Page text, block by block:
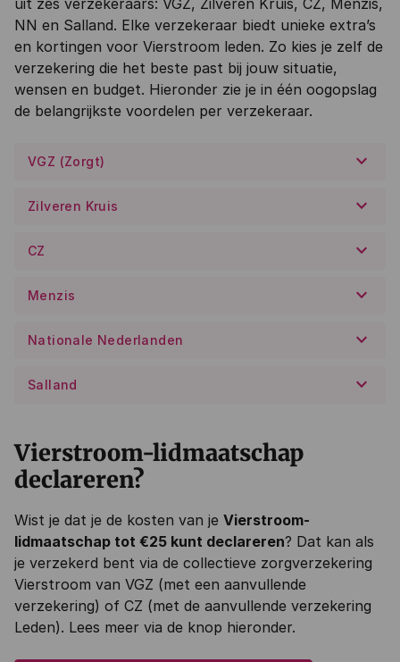
uit zes verzekeraars: VGZ, Zilveren Kruis, CZ, Menzis,
NN en Salland. Elke verzekeraar biedt unieke extra’s
en kortingen voor Vierstroom leden. Zo kies je zelf de
verzekering die het beste past bij jouw situatie,
wensen en budget. Hieronder zie je in één oogopslag
de belangrijkste voordelen per verzekeraar.
VGZ (Zorgt) keyboard_arrow_down
Zilveren Kruis keyboard_arrow_down
CZ keyboard_arrow_down
Menzis keyboard_arrow_down
Nationale Nederlanden keyboard_arrow_down
Salland keyboard_arrow_down
Vierstroom-lidmaatschap
declareren?
Wist je dat je de kosten van je Vierstroom-
lidmaatschap tot €25 kunt declareren? Dat kan als
je verzekerd bent via de collectieve zorgverzekering
Vierstroom van VGZ (met een aanvullende
verzekering) of CZ (met de aanvullende verzekering
Leden). Lees meer via de knop hieronder.